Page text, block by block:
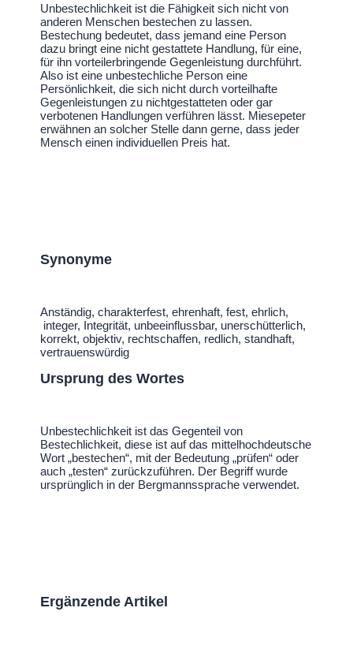
Unbestechlichkeit ist die Fähigkeit sich nicht von
anderen Menschen bestechen zu lassen.
Bestechung bedeutet, dass jemand eine Person
dazu bringt eine nicht gestattete Handlung, für eine,
für ihn vorteilerbringende Gegenleistung durchführt.
Also ist eine unbestechliche Person eine
Persönlichkeit, die sich nicht durch vorteilhafte
Gegenleistungen zu nichtgestatteten oder gar
verbotenen Handlungen verführen lässt. Miesepeter
erwähnen an solcher Stelle dann gerne, dass jeder
Mensch einen individuellen Preis hat.
Synonyme
Anständig, charakterfest, ehrenhaft, fest, ehrlich,
integer, Integrität, unbeeinflussbar, unerschütterlich,
korrekt, objektiv, rechtschaffen, redlich, standhaft,
vertrauenswürdig
Ursprung des Wortes
Unbestechlichkeit ist das Gegenteil von
Bestechlichkeit, diese ist auf das mittelhochdeutsche
Wort „bestechen“, mit der Bedeutung „prüfen“ oder
auch „testen“ zurückzuführen. Der Begriff wurde
ursprünglich in der Bergmannssprache verwendet.
Ergänzende Artikel